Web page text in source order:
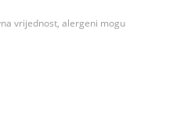
vrijednost, alergeni mogu